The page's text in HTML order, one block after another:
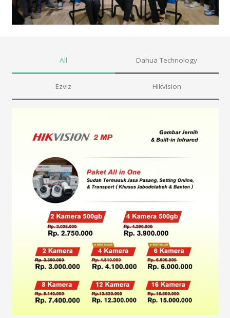
All Dahua Technology
Ezviz Hikvision